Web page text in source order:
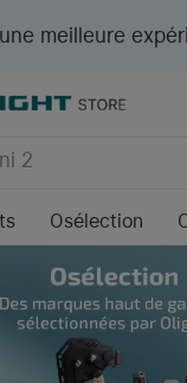
meilleure
Osélection